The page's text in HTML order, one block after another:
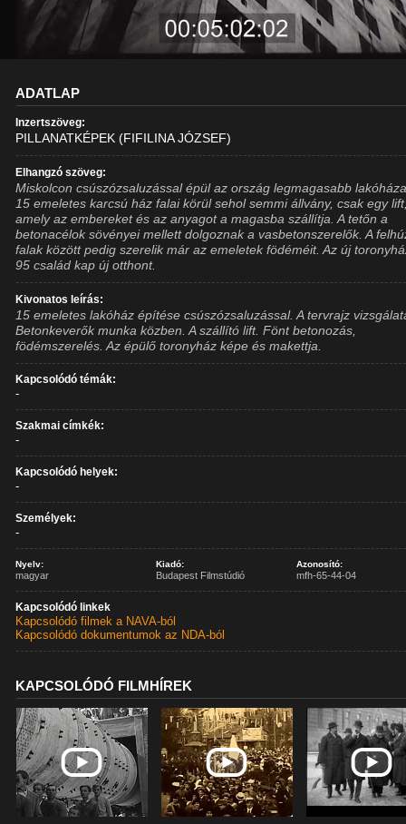
ADATLAP
Inzertszöveg:
PILLANATKÉPEK (FIFILINA JÓZSEF)
Elhangzó szöveg:
Miskolcon csúszózsaluzással épül az ország legmagasabb
15 emeletes karcsú ház falai körül sehol semmi állvány, csak egy
amely az embereket és az anyagot a magasba szállítja. A tetőn a
betonacélok sövényei mellett dolgoznak a vasbetonszerelők. A
falak között pedig szerelik már az emeletek födéméit. Az új
95 család kap új otthont.
Kivonatos leírás:
15 emeletes lakóház építése csúszózsaluzással. A tervrajz
Betonkeverők munka közben. A szállító lift. Fönt betonozás,
födémszerelés. Az épülő toronyház képe és makettja.
Kapcsolódó témák:
-
Szakmai címkék:
-
Kapcsolódó helyek:
-
Személyek:
-
Nyelv:
magyar
Kiadó:
Budapest Filmstúdió
Azonosító:
mfh-65-44-04
Kapcsolódó linkek
Kapcsolódó filmek a NAVA-ból
Kapcsolódó dokumentumok az NDA-ból
KAPCSOLÓDÓ FILMHÍREK